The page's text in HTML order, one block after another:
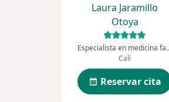
Laura Jaramillo
Otoya
Cali
Reservar cita